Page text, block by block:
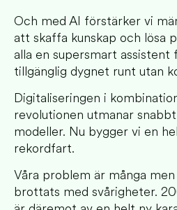
Och med AI förstärker vi
att skaffa kunskap och lösa
alla en supersmart
tillgänglig dygnet runt utan
Digitaliseringen i
revolutionen utmanar
modeller. Nu bygger vi en
rekordfart.
Våra problem är många
brottats med svårigheter.